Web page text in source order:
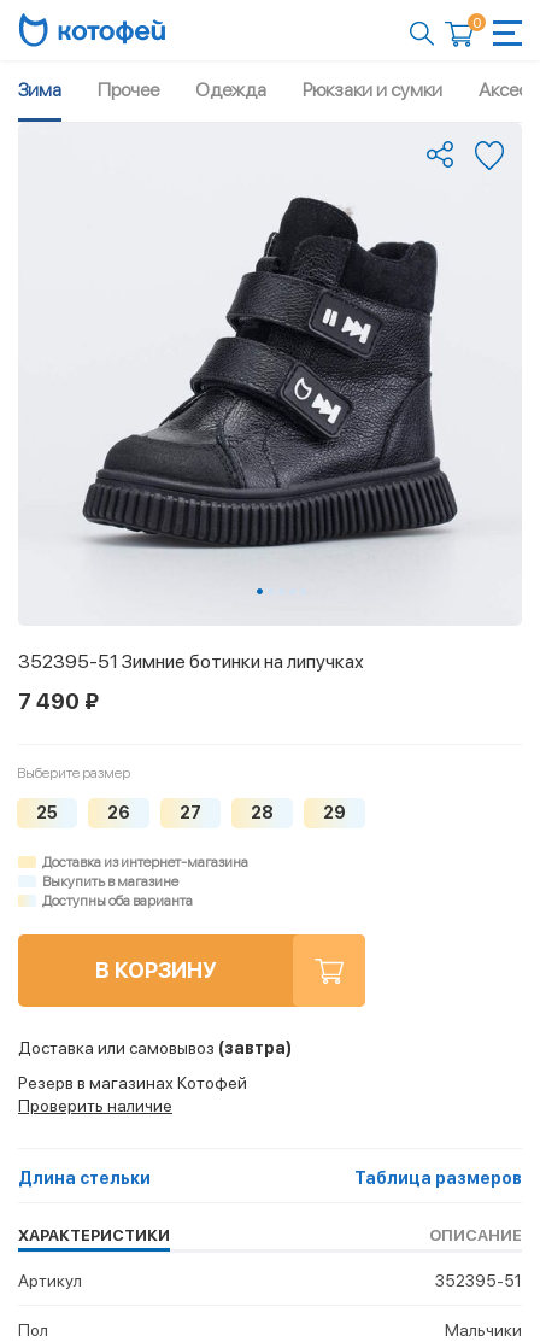
0
Зима Прочее Одежда Рюкзаки и сумки
352395-51 Зимние ботинки на липучках
7 490 ₽
Выберите размер
25 26 27 28 29
Доставка из интернет-магазина
Выкупить в магазине
Доступны оба варианта
В КОРЗИНУ
Доставка или самовывоз (завтра)
Резерв в магазинах Котофей
Проверить наличие
Длина стельки Таблица размеров
ХАРАКТЕРИСТИКИ ОПИСАНИЕ
Артикул 352395-51
Пол Мальчики